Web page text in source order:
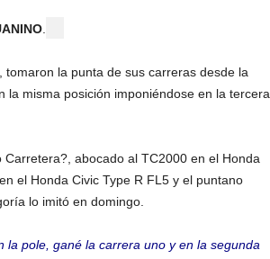
.
la punta de sus carreras desde la
misma posición imponiéndose en la tercera
abocado al TC2000 en el Honda
el Honda Civic Type R FL5 y el puntano
lo imitó en domingo.
pole, gané la carrera uno y en la segunda